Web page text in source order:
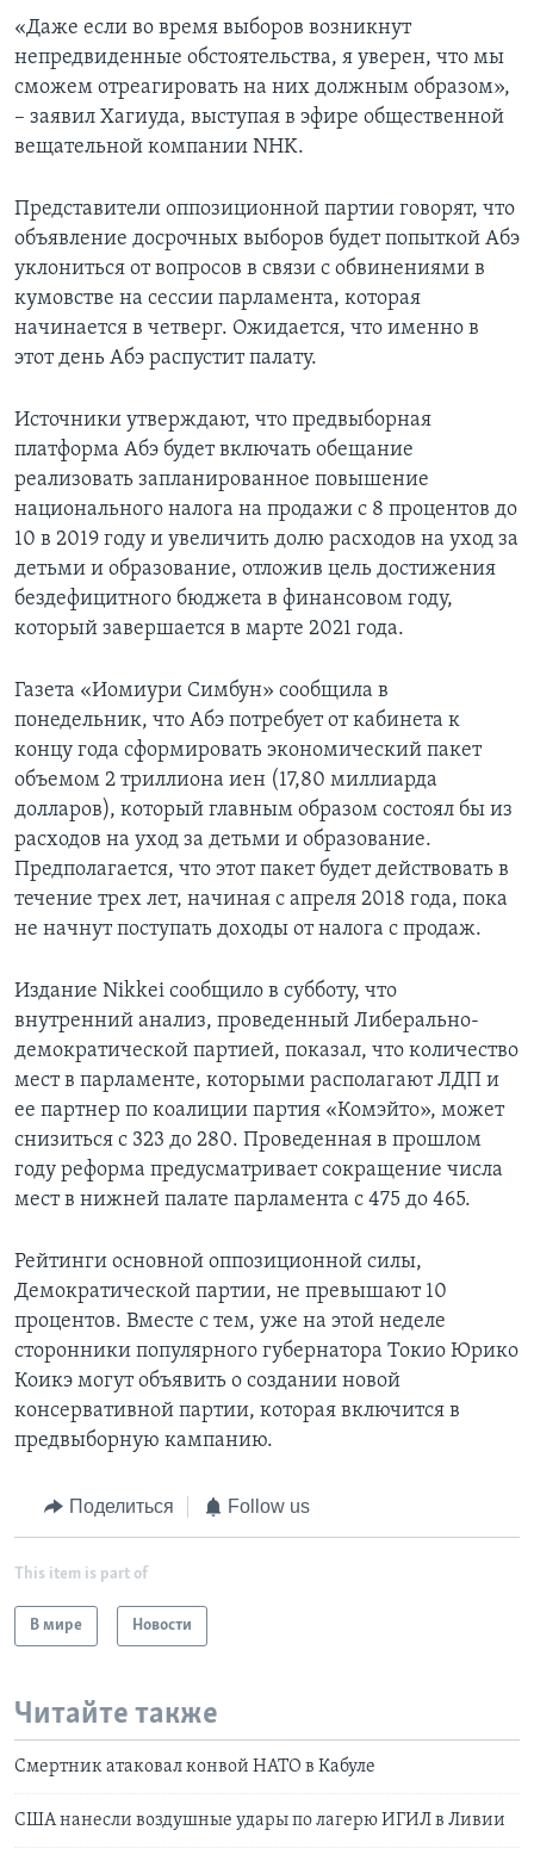
«Даже если во время выборов возникнут
непредвиденные обстоятельства, я уверен, что мы
сможем отреагировать на них должным образом»,
– заявил Хагиуда, выступая в эфире общественной
вещательной компании NHK.
Представители оппозиционной партии говорят, что
объявление досрочных выборов будет попыткой Абэ
уклониться от вопросов в связи с обвинениями в
кумовстве на сессии парламента, которая
начинается в четверг. Ожидается, что именно в
этот день Абэ распустит палату.
Источники утверждают, что предвыборная
платформа Абэ будет включать обещание
реализовать запланированное повышение
национального налога на продажи с 8 процентов до
10 в 2019 году и увеличить долю расходов на уход за
детьми и образование, отложив цель достижения
бездефицитного бюджета в финансовом году,
который завершается в марте 2021 года.
Газета «Иомиури Симбун» сообщила в
понедельник, что Абэ потребует от кабинета к
концу года сформировать экономический пакет
объемом 2 триллиона иен (17,80 миллиарда
долларов), который главным образом состоял бы из
расходов на уход за детьми и образование.
Предполагается, что этот пакет будет действовать в
течение трех лет, начиная с апреля 2018 года, пока
не начнут поступать доходы от налога с продаж.
Издание Nikkei сообщило в субботу, что
внутренний анализ, проведенный Либерально-
демократической партией, показал, что количество
мест в парламенте, которыми располагают ЛДП и
ее партнер по коалиции партия «Комэйто», может
снизиться с 323 до 280. Проведенная в прошлом
году реформа предусматривает сокращение числа
мест в нижней палате парламента с 475 до 465.
Рейтинги основной оппозиционной силы,
Демократической партии, не превышают 10
процентов. Вместе с тем, уже на этой неделе
сторонники популярного губернатора Токио Юрико
Коикэ могут объявить о создании новой
консервативной партии, которая включится в
предвыборную кампанию.
Поделиться Follow us
This item is part of
В мире Новости
Читайте также
Смертник атаковал конвой НАТО в Кабуле
США нанесли воздушные удары по лагерю ИГИЛ в Ливии